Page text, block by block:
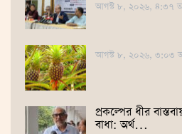
আগস্ট ৮, ২০২৬, ৪:৩৭
আগস্ট ৮, ২০২৬, ৩:০৩
প্রকল্পের ধীর
বাধা: অর্থ…